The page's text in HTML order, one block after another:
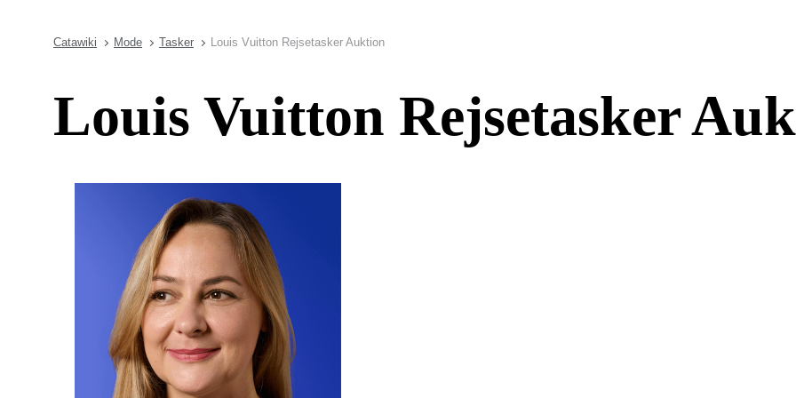
Catawiki Mode Tasker Louis Vuitton Rejsetasker Auktion
Louis Vuitton Rejsetasker